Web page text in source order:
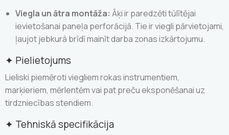
Viegla un ātra montāža: Āķi ir paredzēti tūlītējai
ievietošanai paneļa perforācijā. Tie ir viegli pārvietojami,
ļaujot jebkurā brīdī mainīt darba zonas izkārtojumu.
✦ Pielietojums
Lieliski piemēroti viegliem rokas instrumentiem,
marķieriem, mērlentēm vai pat preču eksponēšanai uz
tirdzniecības stendiem.
✦ Tehniskā specifikācija